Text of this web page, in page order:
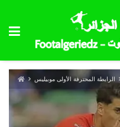
الرابطة المحترفة الأولى موبيليس